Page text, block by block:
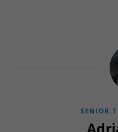
SENIOR